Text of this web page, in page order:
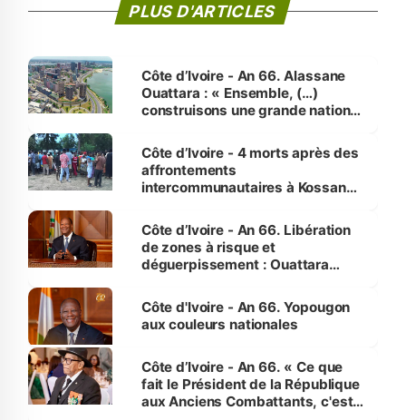
PLUS D'ARTICLES
Côte d’Ivoire - An 66. Alassane
Ouattara : « Ensemble, (…)
construisons une grande nation
générations futures »
Côte d’Ivoire - 4 morts après des
affrontements
intercommunautaires à Kossandji
milieu des sinistrés
Côte d’Ivoire - An 66. Libération
de zones à risque et
déguerpissement : Ouattara
l'Etat de droit pour préserver les
vies humaines »
Côte d'Ivoire - An 66. Yopougon
aux couleurs nationales
Côte d’Ivoire - An 66. « Ce que
fait le Président de la République
aux Anciens Combattants, c'est